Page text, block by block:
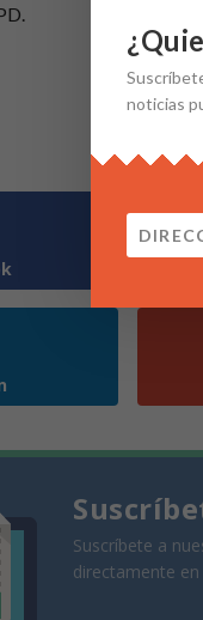
Suscríbete a
directamente
noticias